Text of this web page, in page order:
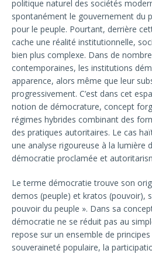
politique naturel des sociétés
spontanément le gouvernement du
pour le peuple. Pourtant, derrière
cache une réalité institutionnelle,
bien plus complexe. Dans de
contemporaines, les institutions
apparence, alors même que leur
progressivement. C’est dans cet
notion de démocrature, concept
régimes hybrides combinant des
des pratiques autoritaires. Le cas
une analyse rigoureuse à la lumière
démocratie proclamée et
Le terme démocratie trouve son
demos (peuple) et kratos (pouvoir),
pouvoir du peuple ». Dans sa
démocratie ne se réduit pas au
repose sur un ensemble de
souveraineté populaire, la